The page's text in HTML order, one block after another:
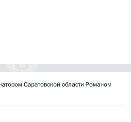
Саратовской области Романом